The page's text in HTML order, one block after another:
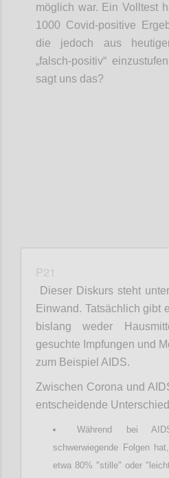
möglich war. Ein Volltest
1000 Covid -positive
die jedoch aus
„falsch-positiv“
sagt uns das?
P21
Dieser Diskurs steht
Einwand. Tatsächlich gibt
bislang weder
gesuchte Impfungen und
zum Beispiel AIDS.
Zwischen Corona und
entscheidende
Während bei
schwerwiegende Folgen
etwa 80% "stille" oder